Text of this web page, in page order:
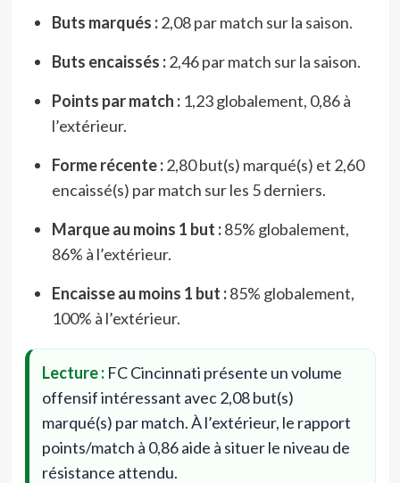
Buts marqués :2,08 par match sur la saison.
Buts encaissés :2,46 par match sur la saison.
Points par match :1,23 globalement, 0,86 à
l’extérieur.
Forme récente :2,80 but(s) marqué(s) et 2,60
encaissé(s) par match sur les 5 derniers.
Marque au moins 1 but :85% globalement,
86% à l’extérieur.
Encaisse au moins 1 but :85% globalement,
100% à l’extérieur.
Lecture :FC Cincinnati présente un volume
offensif intéressant avec 2,08 but(s)
marqué(s) par match. À l’extérieur, le rapport
points/match à 0,86 aide à situer le niveau de
résistance attendu.